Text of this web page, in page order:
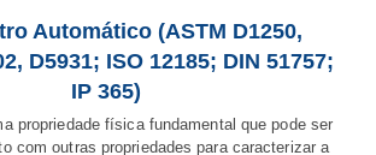
Automático (ASTM D1250,
D5931; ISO 12185; DIN 51757;
IP 365)
propriedade física fundamental que pode ser
com outras propriedades para caracterizar a